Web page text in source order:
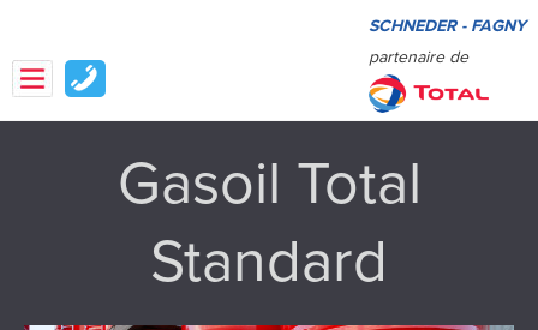
SCHNEDER - FAGNY
partenaire de
Gasoil Total
Standard